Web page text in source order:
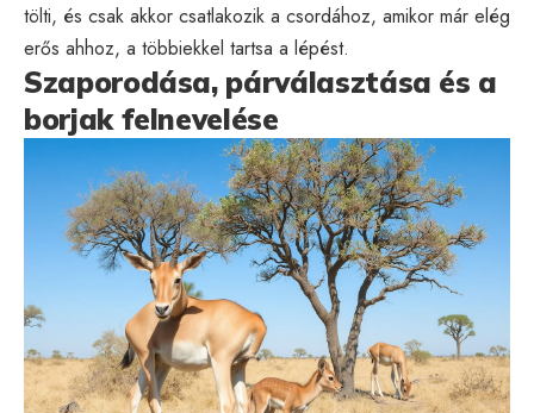
tölti, és csak akkor csatlakozik a csordához, amikor már elég
erős ahhoz, a többiekkel tartsa a lépést.
Szaporodása, párválasztása és a
borjak felnevelése